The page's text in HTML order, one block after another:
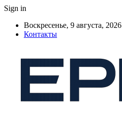
Sign in
Воскресенье, 9 августа, 2026
Контакты